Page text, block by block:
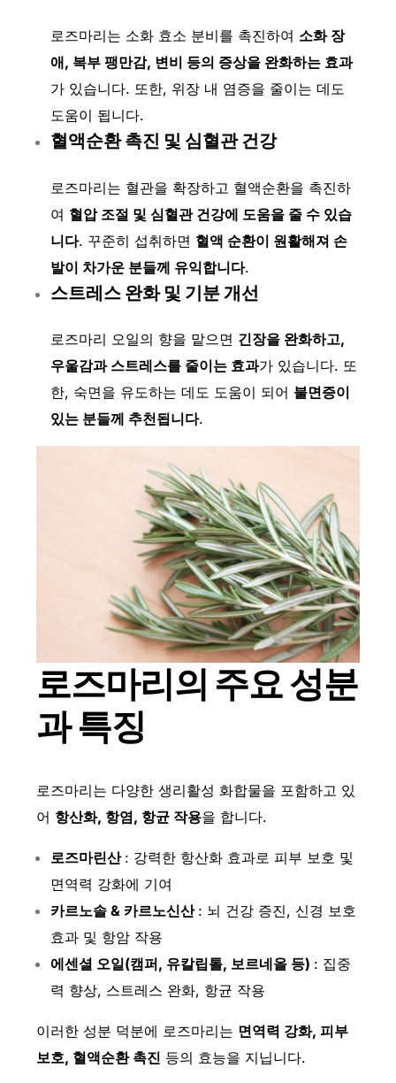
로즈마리는 소화 효소 분비를 촉진하여 소화 장
애, 복부 팽만감, 변비 등의 증상을 완화하는 효과
가 있습니다. 또한, 위장 내 염증을 줄이는 데도
도움이 됩니다.
혈액순환 촉진 및 심혈관 건강
로즈마리는 혈관을 확장하고 혈액순환을 촉진하
여 혈압 조절 및 심혈관 건강에 도움을 줄 수 있습
니다. 꾸준히 섭취하면 혈액 순환이 원활해져 손
발이 차가운 분들께 유익합니다.
스트레스 완화 및 기분 개선
로즈마리 오일의 향을 맡으면 긴장을 완화하고,
우울감과 스트레스를 줄이는 효과가 있습니다. 또
한, 숙면을 유도하는 데도 도움이 되어 불면증이
있는 분들께 추천됩니다.
로즈마리의 주요 성분
과 특징
로즈마리는 다양한 생리활성 화합물을 포함하고 있
어 항산화, 항염, 항균 작용을 합니다.
로즈마린산 : 강력한 항산화 효과로 피부 보호 및
면역력 강화에 기여
카르노솔 & 카르노신산 : 뇌 건강 증진, 신경 보호
효과 및 항암 작용
에센셜 오일(캠퍼, 유칼립톨, 보르네올 등) : 집중
력 향상, 스트레스 완화, 항균 작용
이러한 성분 덕분에 로즈마리는 면역력 강화, 피부
보호, 혈액순환 촉진 등의 효능을 지닙니다.